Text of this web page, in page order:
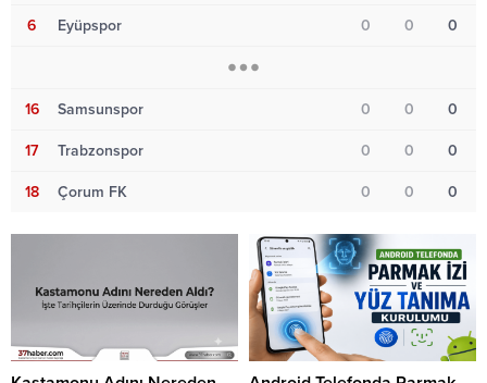
6 Eyüpspor 0 0 0
16 Samsunspor 0 0 0
17 Trabzonspor 0 0 0
18 Çorum FK 0 0 0